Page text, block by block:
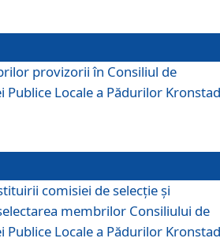
provizorii în Consiliul de
Publice Locale a Pădurilor
comisiei de selecție și
membrilor Consiliului de
Publice Locale a Pădurilor